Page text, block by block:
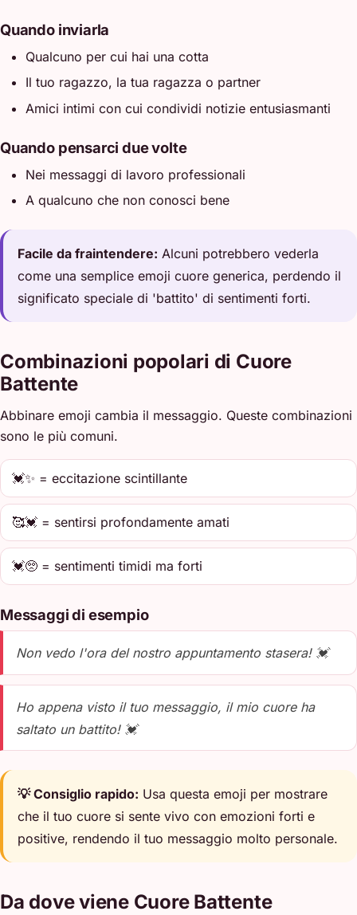
Quando inviarla
Qualcuno per cui hai una cotta
Il tuo ragazzo, la tua ragazza o partner
Amici intimi con cui condividi notizie entusiasmanti
Quando pensarci due volte
Nei messaggi di lavoro professionali
A qualcuno che non conosci bene
Facile da fraintendere: Alcuni potrebbero vederla
come una semplice emoji cuore generica, perdendo il
significato speciale di 'battito' di sentimenti forti.
Combinazioni popolari di Cuore
Battente
Abbinare emoji cambia il messaggio. Queste combinazioni
sono le più comuni.
💓✨ = eccitazione scintillante
🥰💓 = sentirsi profondamente amati
💓🥺 = sentimenti timidi ma forti
Messaggi di esempio
Non vedo l'ora del nostro appuntamento stasera! 💓
Ho appena visto il tuo messaggio, il mio cuore ha
saltato un battito! 💓
💡 Consiglio rapido: Usa questa emoji per mostrare
che il tuo cuore si sente vivo con emozioni forti e
positive, rendendo il tuo messaggio molto personale.
Da dove viene Cuore Battente